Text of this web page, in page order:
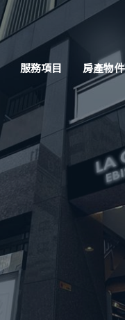
服務項目 房產物件